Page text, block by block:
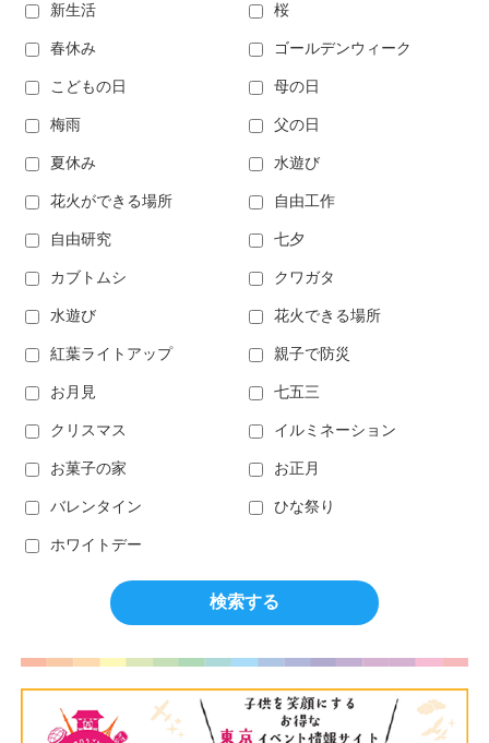
新生活 桜
春休み ゴールデンウィーク
こどもの日 母の日
梅雨 父の日
夏休み 水遊び
花火ができる場所 自由工作
自由研究 七夕
カブトムシ クワガタ
水遊び 花火できる場所
紅葉ライトアップ 親子で防災
お月見 七五三
クリスマス イルミネーション
お菓子の家 お正月
バレンタイン ひな祭り
ホワイトデー